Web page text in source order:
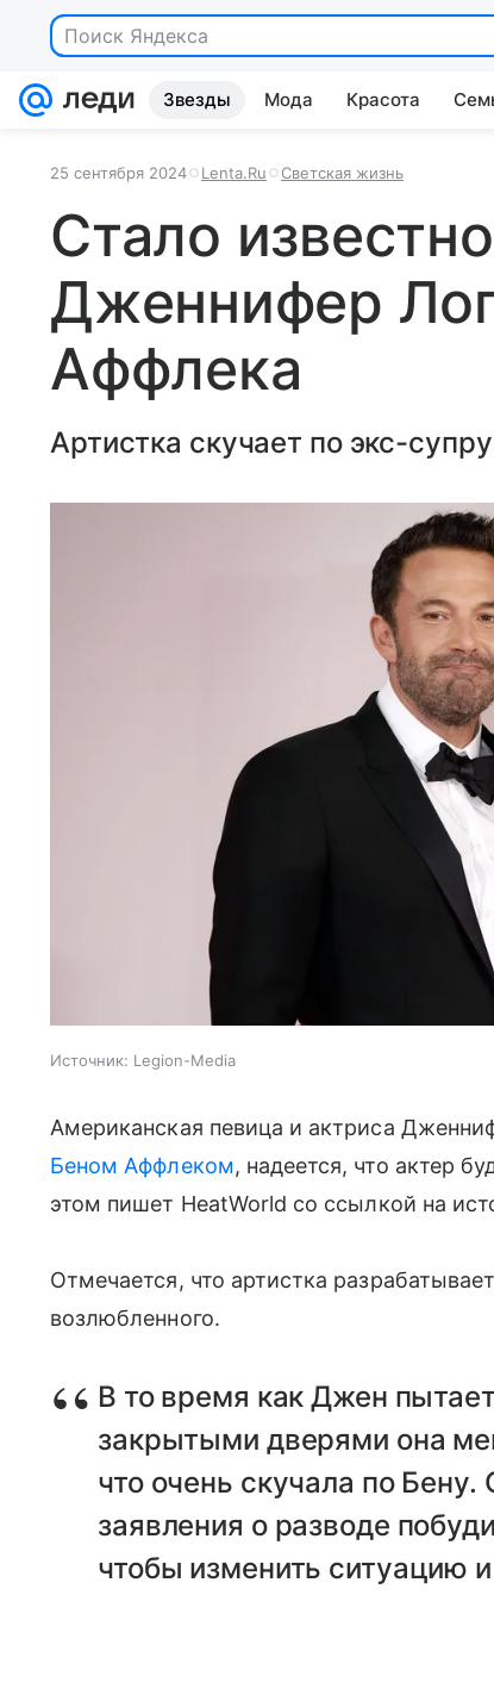
Поиск Яндекса
Звезды Мода Красота
25 сентября 2024 Lenta.Ru Светская жизнь
Стало
Дженнифер
Аффлека
Артистка скучает по экс-
Источник: Legion-Media
Американская певица и актриса
Беном Аффлеком, надеется, что актер
этом пишет HeatWorld со ссылкой на
Отмечается, что артистка
возлюбленного.
В то время как Джен
закрытыми дверями она
что очень скучала по
заявления о разводе
чтобы изменить ситуацию